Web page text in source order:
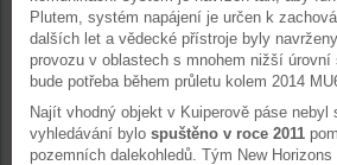
Plutem, systém napájení je určen k
dalších let a vědecké přístroje byly
provozu v oblastech s mnohem nižší
bude potřeba během průletu kolem 2014
Najít vhodný objekt v Kuiperově páse nebyl
vyhledávání bylo spuštěno v roce 2011
pozemních dalekohledů. Tým New